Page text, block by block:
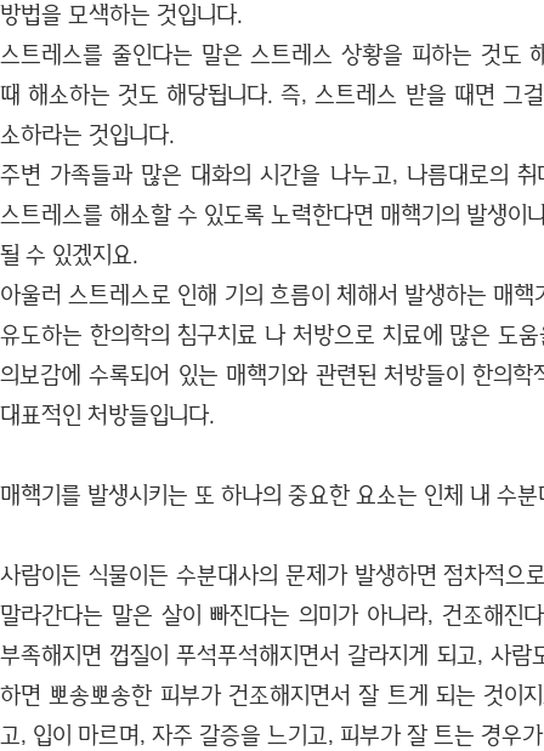
방법을 모색하는 것입니다.
스트레스를 줄인다는 말은 스트레스 상황을 피하는 것도
때 해소하는 것도 해당됩니다. 즉, 스트레스 받을 때면 그
소하라는 것입니다.
주변 가족들과 많은 대화의 시간을 나누고, 나름대로의 취
스트레스를 해소할 수 있도록 노력한다면 매핵기의 발생이
될 수 있겠지요.
아울러 스트레스로 인해 기의 흐름이 체해서 발생하는 매
유도하는 한의학의 침구치료 나 처방으로 치료에 많은 도
의보감에 수록되어 있는 매핵기와 관련된 처방들이 한의
대표적인 처방들입니다.
매핵기를 발생시키는 또 하나의 중요한 요소는 인체 내 수
사람이든 식물이든 수분대사의 문제가 발생하면 점차적으
말라간다는 말은 살이 빠진다는 의미가 아니라, 건조해진
부족해지면 껍질이 푸석푸석해지면서 갈라지게 되고, 사람
하면 뽀송뽀송한 피부가 건조해지면서 잘 트게 되는 것이
고, 입이 마르며, 자주 갈증을 느기고, 피부가 잘 트는 경우